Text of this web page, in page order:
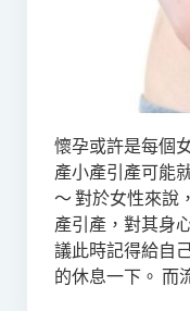
懷孕或許是每個
產小產引產可能
～ 對於女性來說
產引產，對其身
議此時記得給自
的休息一下。